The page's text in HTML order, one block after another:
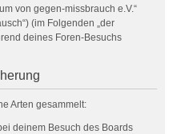
von gegen-missbrauch e.V.“
(im Folgenden „der
deines Foren-Besuchs
Arten gesammelt:
deinem Besuch des Boards